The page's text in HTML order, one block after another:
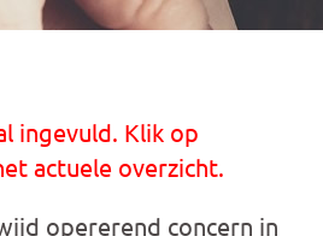
ingevuld. Klik op
actuele overzicht.
opererend concern in